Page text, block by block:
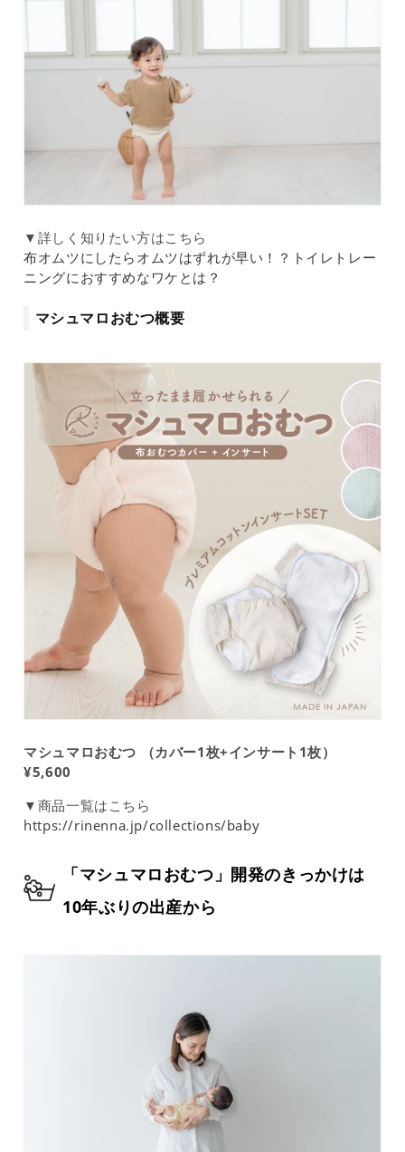
▼詳しく知りたい方はこちら
布オムツにしたらオムツはずれが早い！？トイレトレー
ニングにおすすめなワケとは？
マシュマロおむつ概要
マシュマロおむつ （カバー1枚+インサート1枚）
¥5,600
▼商品一覧はこちら
https://rinenna.jp/collections/baby
「マシュマロおむつ」開発のきっかけは
10年ぶりの出産から